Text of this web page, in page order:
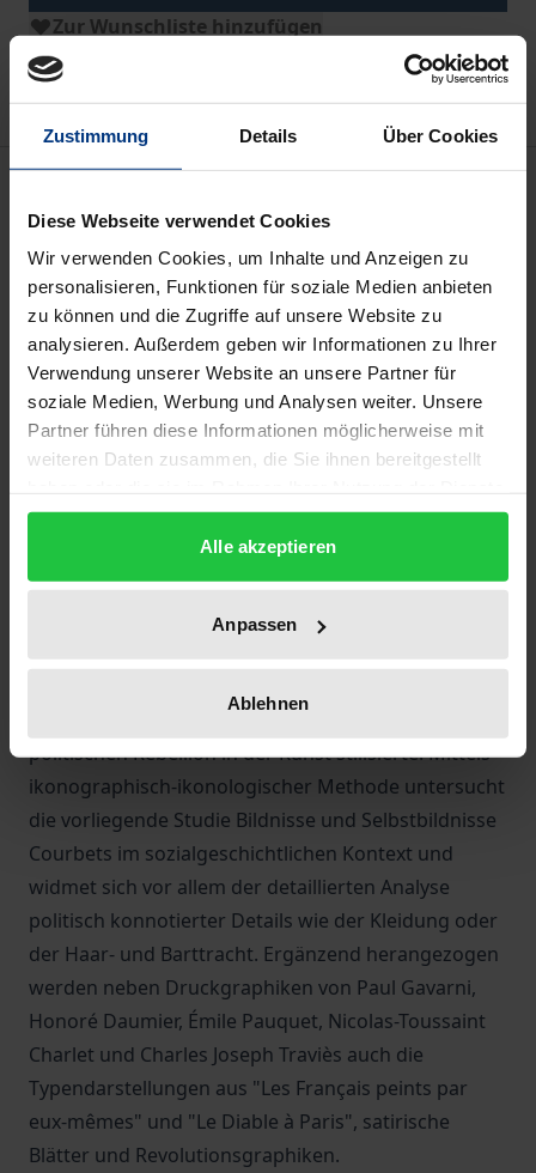
Zustimmung Details Über Cookies
Diese Webseite verwendet Cookies
Wir verwenden Cookies, um Inhalte und Anzeigen zu
personalisieren, Funktionen für soziale Medien anbieten
zu können und die Zugriffe auf unsere Website zu
analysieren. Außerdem geben wir Informationen zu Ihrer
Verwendung unserer Website an unsere Partner für
soziale Medien, Werbung und Analysen weiter. Unsere
Partner führen diese Informationen möglicherweise mit
weiteren Daten zusammen, die Sie ihnen bereitgestellt
gesammelt haben.
Alle akzeptieren
Anpassen
Ablehnen
Zur Wunschliste hinzufügen
Hinweise zu Versandkosten
Beschreibung
Der distinguierte Dandy, der verwegene Bohemien
mit vernachlässigter Kleidung und der
umherziehende Vagabund ohne festen Wohnsitz
waren von jeher Protestfiguren, die gegen die
etablierten Normen der Gesellschaft und das
politische System aufbegehrten. Auch viele
französische Künstler des 19. Jahrhunderts
Lebensstil dieser Außenseiterfiguren, die sich zu
Projektionsflächen gesellschaftskritischer Ideen
entwickelten. Insbesondere Gustave Courbet (1819–
1877), der dem Sozialismus und später auch dem
politischen Rebellion in der Kunst stilisierte. Mittels
ikonographisch-ikonologischer Methode untersucht
die vorliegende Studie Bildnisse und Selbstbildnisse
Courbets im sozialgeschichtlichen Kontext und
widmet sich vor allem der detaillierten Analyse
politisch konnotierter Details wie der Kleidung oder
der Haar- und Barttracht. Ergänzend herangezogen
werden neben Druckgraphiken von Paul Gavarni,
Honoré Daumier, Émile Pauquet, Nicolas-Toussaint
Charlet und Charles Joseph Traviès auch die
Typendarstellungen aus "Les Français peints par
eux-mêmes" und "Le Diable à Paris", satirische
Blätter und Revolutionsgraphiken.